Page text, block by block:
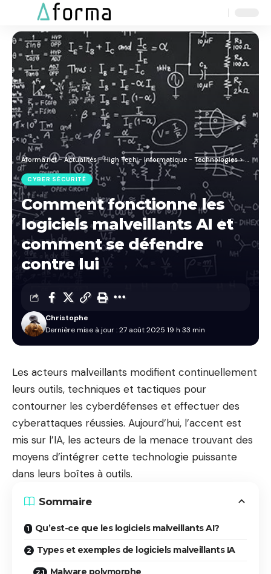
Resizer
Aforma.net - Actualités - High Tech - Informatique - Technologies>Blog
CYBER SÉCURITÉ
Comment fonctionne les
logiciels malveillants AI et
comment se défendre
contre lui
Dernière mise à jour : 27 août 2025 19 h 33 min
Christophe
Les acteurs malveillants modifient continuellement
leurs outils, techniques et tactiques pour
contourner les cyberdéfenses et effectuer des
cyberattaques réussies. Aujourd’hui, l’accent est
mis sur l’IA, les acteurs de la menace trouvant des
moyens d’intégrer cette technologie puissante
dans leurs boîtes à outils.
Sommaire
Qu’est-ce que les logiciels malveillants AI?
Types et exemples de logiciels malveillants IA
Malware polymorphe